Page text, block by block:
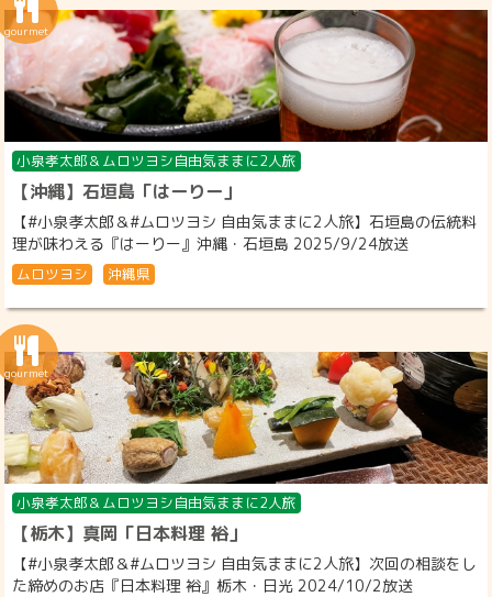
小泉孝太郎＆ムロツヨシ自由気ままに2人旅
【沖縄】石垣島「はーりー」
【#小泉孝太郎＆#ムロツヨシ 自由気ままに2人旅】石垣島の伝統料
理が味わえる『はーりー』沖縄・石垣島 2025/9/24放送
ムロツヨシ 沖縄県
小泉孝太郎＆ムロツヨシ自由気ままに2人旅
【栃木】真岡「日本料理 裕」
【#小泉孝太郎＆#ムロツヨシ 自由気ままに2人旅】次回の相談をし
た締めのお店『日本料理 裕』栃木・日光 2024/10/2放送